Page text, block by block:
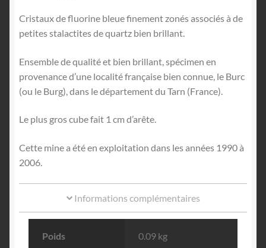
Cristaux de fluorine bleue finement zonés associés à de
petites stalactites de quartz bien brillant.
Ensemble de qualité et bien brillant, spécimen en
provenance d’une localité française bien connue, le Burc
(ou le Burg), dans le département du Tarn (France).
Le plus gros cube fait 1 cm d’arête.
Cette mine a été en exploitation dans les années 1990 à
2006.
Informations complémentaires
Poids 0.09 kg